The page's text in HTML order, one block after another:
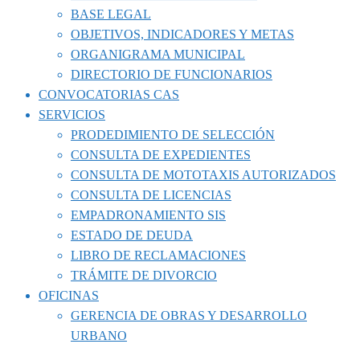
BASE LEGAL
OBJETIVOS, INDICADORES Y METAS
ORGANIGRAMA MUNICIPAL
DIRECTORIO DE FUNCIONARIOS
CONVOCATORIAS CAS
SERVICIOS
PRODEDIMIENTO DE SELECCIÓN
CONSULTA DE EXPEDIENTES
CONSULTA DE MOTOTAXIS AUTORIZADOS
CONSULTA DE LICENCIAS
EMPADRONAMIENTO SIS
ESTADO DE DEUDA
LIBRO DE RECLAMACIONES
TRÁMITE DE DIVORCIO
OFICINAS
GERENCIA DE OBRAS Y DESARROLLO
URBANO